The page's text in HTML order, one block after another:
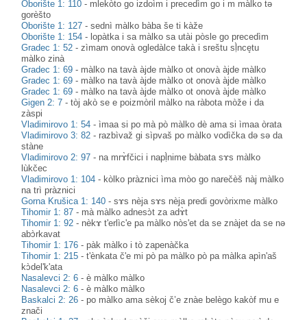
Oborište 1: 110 - mlekòto go izdoìm i precedìm go i m màlko tə
gorèšto
Oborište 1: 127 -sednì màlko bàba še ti kàže
Oborište 1: 154 - lopàtka i sa màlko sa utài pòsle go precedìm
Gradec 1: 52 -zìmam onovà ogledàlce takà i sreštu sḷ̀nce̥tu
màlko zinà
Gradec 1: 69 - màlko na tavà àjde màlko ot onovà àjde màlko
Gradec 1: 69 - màlko na tavà àjde màlko ot onovà àjde màlko
Gradec 1: 69 - màlko na tavà àjde màlko ot onovà àjde màlko
Gigen 2: 7 -tòj akò se e poizmòril màlko na ràbota mòže i da
zàspi
Vladimirovo 1: 54 -ìmaa si po mà pò màlko dè ama si ìmaa òrata
Vladimirovo 3: 82 - razbìvaž gi sìpvaš po màlko vodìčka də sə da
stàne
Vladimirovo 2: 97 - na mrɤ̀fčici i napḷ̀nime bàbata sɤs màlko
lùkčec
Vladimirovo 1: 104 - kòlko pràznici ìma mòo go narečèš nàj màlko
na trì pràznici
Gorna Krušica 1: 140 -sɤs nèja sɤs nèja predi govòrixme màlko
Tihomir 1: 87 - mà màlko adnesɔ̀t za adɤ̀t
Tihomir 1: 92 - nèkɤ t'erlìc'e pa màlko nòs'et da se znàjet da se nə
abɔ̀rkavat
Tihomir 1: 176 -pàk màlko i tò zapenàčka
Tihomir 1: 215 -t'ènkata č'e mi pò pa màlko pò pa màlka apìn'aš
kɔ̀del'k'ata
Nasalevci 2: 6 -è màlko màlko
Nasalevci 2: 6 -è màlko màlko
Baskalci 2: 26 -po màlko ama sèkoj č’e znàe belègo kakòf mu e
znači